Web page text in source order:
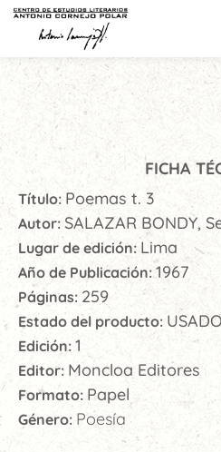
FICHA
Título: Poemas t. 3
Autor: SALAZAR BONDY,
Lugar de edición: Lima
Año de Publicación:1967
Páginas: 259
Estado del producto:
Edición: 1
Editor: Moncloa Editores
Formato: Papel
Género: Poesía